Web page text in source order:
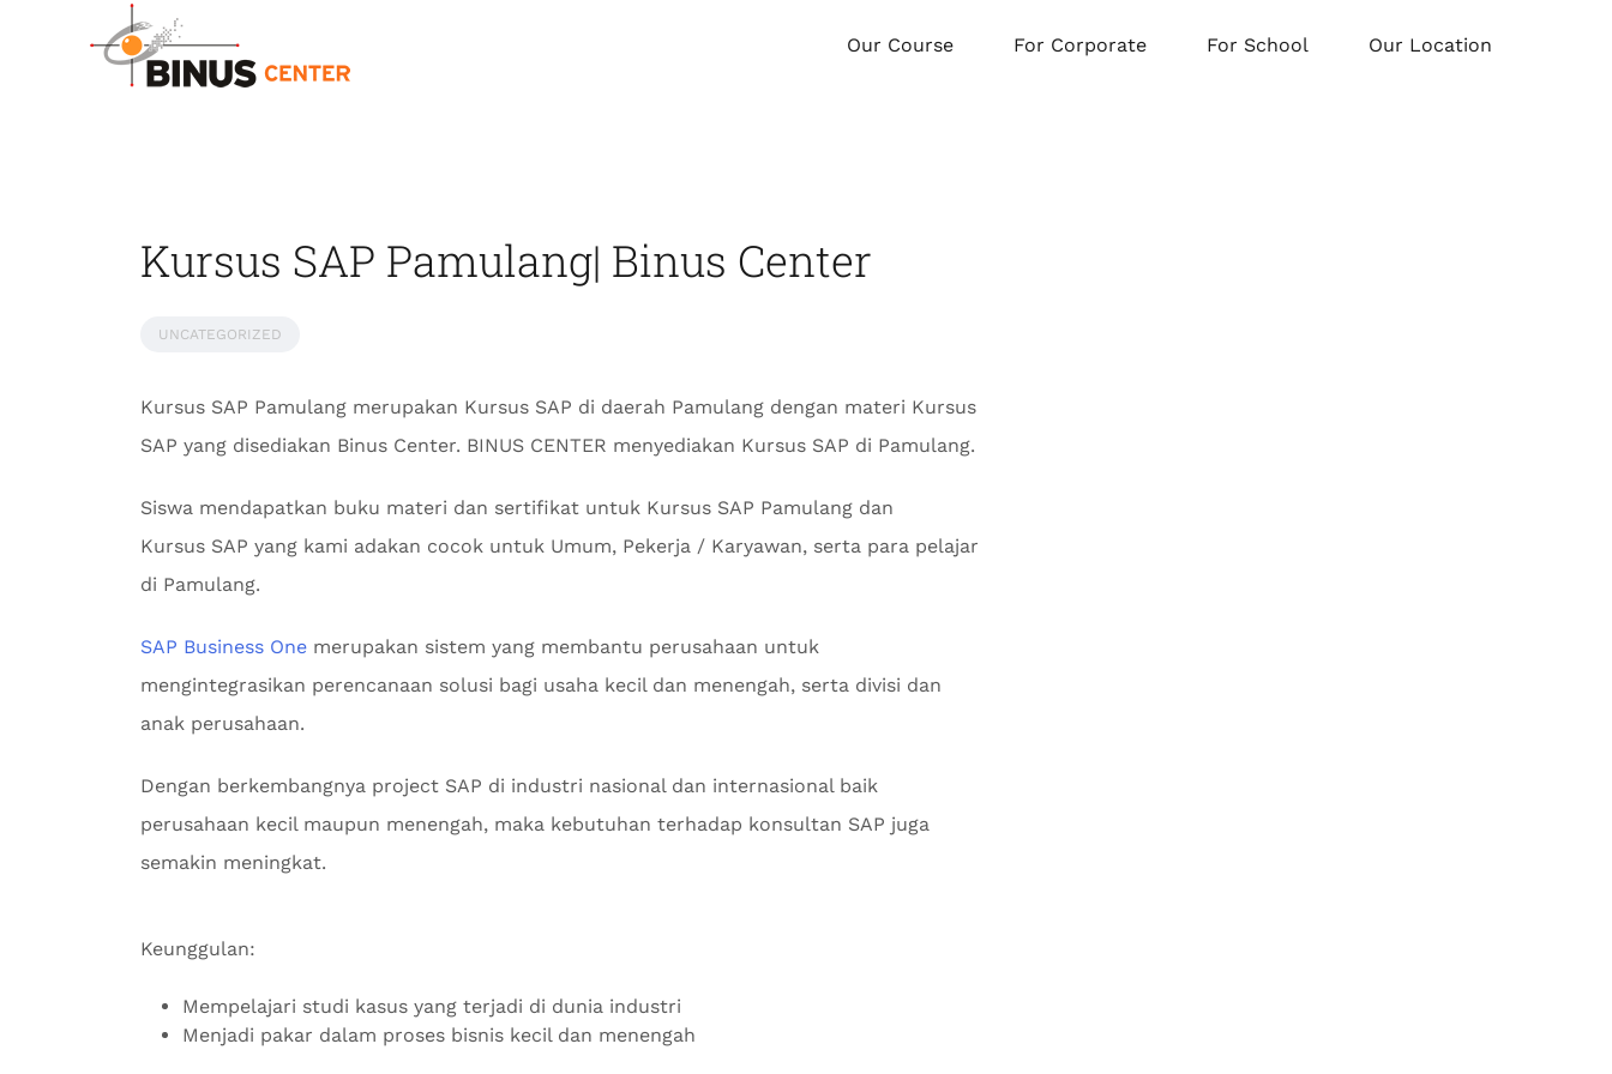
Our Course For Corporate For School Our Location
Kursus SAP Pamulang| Binus Center
UNCATEGORIZED
Kursus SAP Pamulang merupakan Kursus SAP di daerah Pamulang dengan materi Kursus
SAP yang disediakan Binus Center. BINUS CENTER menyediakan Kursus SAP di Pamulang.
Siswa mendapatkan buku materi dan sertifikat untuk Kursus SAP Pamulang dan
Kursus SAP yang kami adakan cocok untuk Umum, Pekerja / Karyawan, serta para pelajar
di Pamulang.
SAP Business One merupakan sistem yang membantu perusahaan untuk
mengintegrasikan perencanaan solusi bagi usaha kecil dan menengah, serta divisi dan
anak perusahaan.
Dengan berkembangnya project SAP di industri nasional dan internasional baik
perusahaan kecil maupun menengah, maka kebutuhan terhadap konsultan SAP juga
semakin meningkat.
Keunggulan:
Mempelajari studi kasus yang terjadi di dunia industri
Menjadi pakar dalam proses bisnis kecil dan menengah